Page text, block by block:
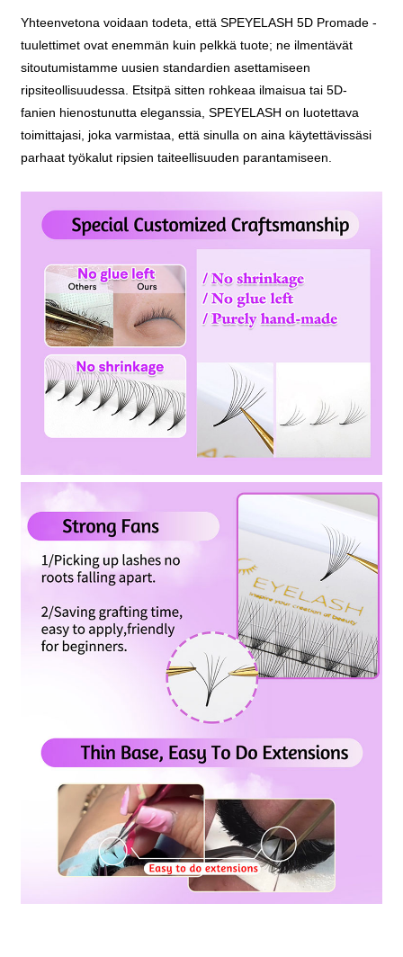
Yhteenvetona voidaan todeta, että SPEYELASH 5D Promade -
tuulettimet ovat enemmän kuin pelkkä tuote; ne ilmentävät
sitoutumistamme uusien standardien asettamiseen
ripsiteollisuudessa. Etsitpä sitten rohkeaa ilmaisua tai 5D-
fanien hienostunutta eleganssia, SPEYELASH on luotettava
toimittajasi, joka varmistaa, että sinulla on aina käytettävissäsi
parhaat työkalut ripsien taiteellisuuden parantamiseen.